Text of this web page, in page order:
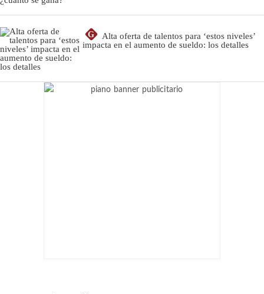
G
Alta oferta de talentos para ‘estos niveles’
impacta en el aumento de sueldo: los detalles